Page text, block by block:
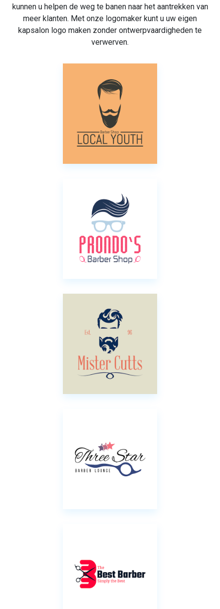
kunnen u helpen de weg te banen naar het aantrekken van
meer klanten. Met onze logomaker kunt u uw eigen
kapsalon logo maken zonder ontwerpvaardigheden te
verwerven.